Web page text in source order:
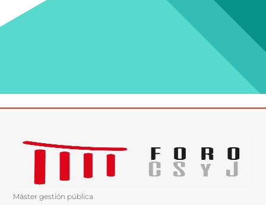
Máster gestión pública